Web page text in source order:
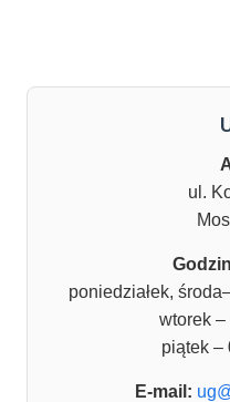
ul.
poniedziałek,
wtorek –
piątek –
E-mail: